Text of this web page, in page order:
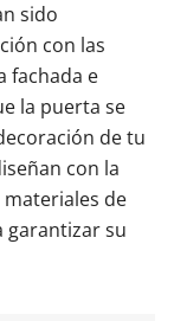
sido
con las
fachada e
la puerta se
de tu
con la
de
garantizar su